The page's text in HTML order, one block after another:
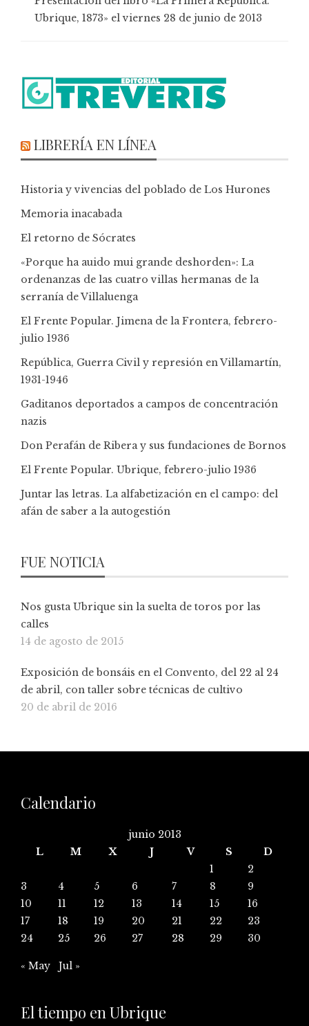
Ubrique, 1873» el viernes 28 de junio de 2013
LIBRERÍA EN LÍNEA
Historia y vivencias del poblado de Los Hurones
Memoria inacabada
El retorno de Sócrates
«Porque ha auido mui grande deshorden»: La
ordenanzas de las cuatro villas hermanas de la
serranía de Villaluenga
El Frente Popular. Jimena de la Frontera, febrero-
julio 1936
República, Guerra Civil y represión en Villamartín,
1931-1946
Gaditanos deportados a campos de concentración
nazis
Don Perafán de Ribera y sus fundaciones de Bornos
El Frente Popular. Ubrique, febrero-julio 1936
Juntar las letras. La alfabetización en el campo: del
afán de saber a la autogestión
FUE NOTICIA
Nos gusta Ubrique sin la suelta de toros por las
calles
14 de agosto de 2015
Exposición de bonsáis en el Convento, del 22 al 24
de abril, con taller sobre técnicas de cultivo
20 de abril de 2016
Calendario
junio 2013
L
M X J V S
D
1
2
3
4 5 6 7 8
9
10
11 12 13 14 15
16
17
18 19 20 21 22
23
24
25 26 27 28 29 30
« May Jul »
El tiempo en Ubrique